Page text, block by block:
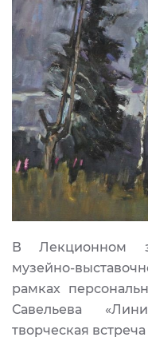
В Лекционном
музейно-
рамках
Савельева
творческая